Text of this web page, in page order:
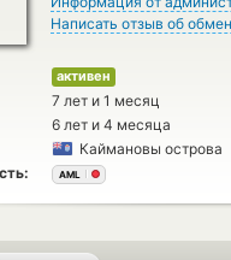
Написать отзыв об
активен
7 лет и 1 месяц
6 лет и 4 месяца
Каймановы острова
AML